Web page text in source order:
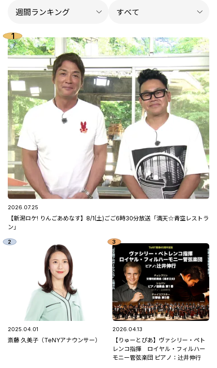
2026.07.25
【新潟ロケ! りんごあめなす】8/1(土)ごご6時30分放送「満天☆青空レストラ
ン」
2025.04.01
斎藤 久美子（TeNYアナウンサー）
2026.04.13
【りゅーとぴあ】ヴァシリー・ペト
レンコ指揮 ロイヤル・フィルハー
モニー管弦楽団 ピアノ：辻󠄀井伸行